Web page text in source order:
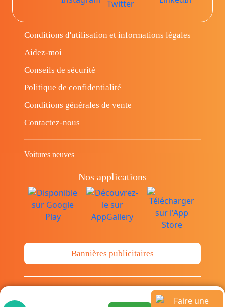
Conditions d'utilisation et informations légales
Aidez-moi
Conseils de sécurité
Politique de confidentialité
Conditions générales de vente
Contactez-nous
Voitures neuves
Nos applications
Bannières publicitaires
© Copyright 2014-2026 Cava.tn Limited Tous
les droits sont réservés.